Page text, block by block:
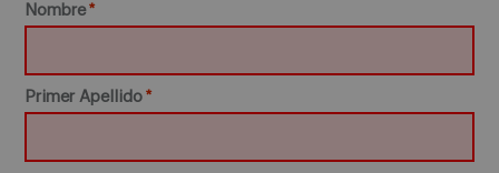
Nombre
Primer Apellido